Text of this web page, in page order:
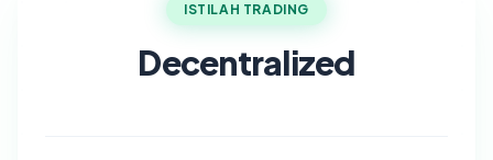
ISTILAH TRADING
Decentralized